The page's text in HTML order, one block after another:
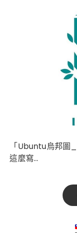
「Ubuntu烏邦圖_書店」在他們官方粉絲頁的關於裡是
這麼寫…